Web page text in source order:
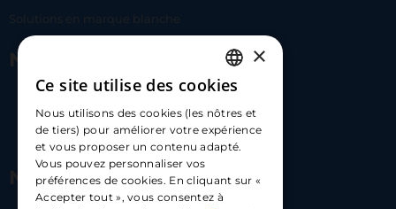
Solutions en marque blanche
Nous contacter
hello@carloapp.com
Nous suivre
FRENCH
ENGLISH
SPANISH
×
Ce site utilise des cookies
Nous utilisons des cookies (les nôtres et
de tiers) pour améliorer votre expérience
et vous proposer un contenu adapté.
Vous pouvez personnaliser vos
préférences de cookies. En cliquant sur «
Accepter tout », vous consentez à